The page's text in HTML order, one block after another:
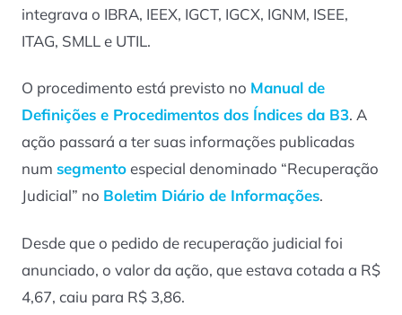
integrava o IBRA, IEEX, IGCT, IGCX, IGNM, ISEE,
ITAG, SMLL e UTIL.
O procedimento está previsto no Manual de
Definições e Procedimentos dos Índices da B3. A
ação passará a ter suas informações publicadas
num segmentoespecial denominado “Recuperação
Judicial” no Boletim Diário de Informações.
Desde que o pedido de recuperação judicial foi
anunciado, o valor da ação, que estava cotada a R$
4,67, caiu para R$ 3,86.